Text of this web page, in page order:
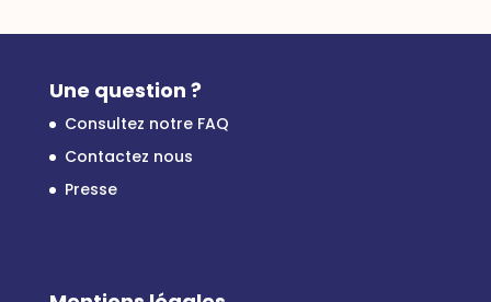
Une question ?
Consultez notre FAQ
Contactez nous
Presse